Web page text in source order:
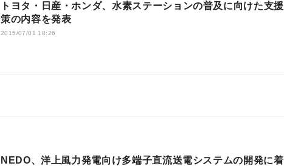
トヨタ・日産・ホンダ、水素ステーションの普及に向けた支援
策の内容を発表
2015/07/01 18:26
NEDO、洋上風力発電向け多端子直流送電システムの開発に着